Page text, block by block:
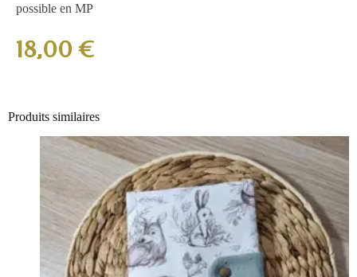
possible en MP
18,00€
Produits similaires